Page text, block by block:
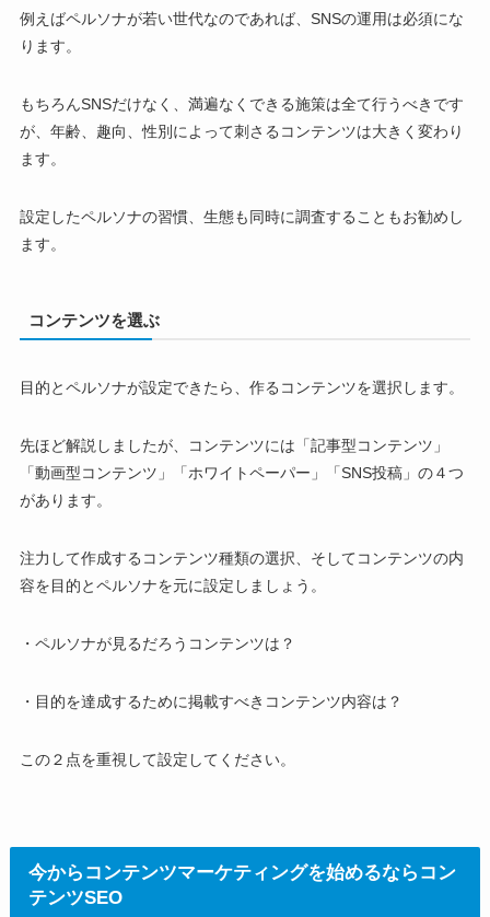
例えばペルソナが若い世代なのであれば、SNSの運用は必須にな
ります。
もちろんSNSだけなく、満遍なくできる施策は全て行うべきです
が、年齢、趣向、性別によって刺さるコンテンツは大きく変わり
ます。
設定したペルソナの習慣、生態も同時に調査することもお勧めし
ます。
コンテンツを選ぶ
目的とペルソナが設定できたら、作るコンテンツを選択します。
先ほど解説しましたが、コンテンツには「記事型コンテンツ」
「動画型コンテンツ」「ホワイトペーパー」「SNS投稿」の４つ
があります。
注力して作成するコンテンツ種類の選択、そしてコンテンツの内
容を目的とペルソナを元に設定しましょう。
・ペルソナが見るだろうコンテンツは？
・目的を達成するために掲載すべきコンテンツ内容は？
この２点を重視して設定してください。
今からコンテンツマーケティングを始めるならコン
テンツSEO